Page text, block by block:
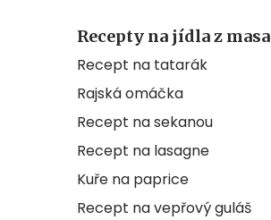
Recepty na jídla z masa
Recept na tatarák
Rajská omáčka
Recept na sekanou
Recept na lasagne
Kuře na paprice
Recept na vepřový guláš